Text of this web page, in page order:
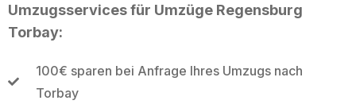
Umzugsservices für Umzüge Regensburg
Torbay:
100€ sparen bei Anfrage Ihres Umzugs nach
Torbay